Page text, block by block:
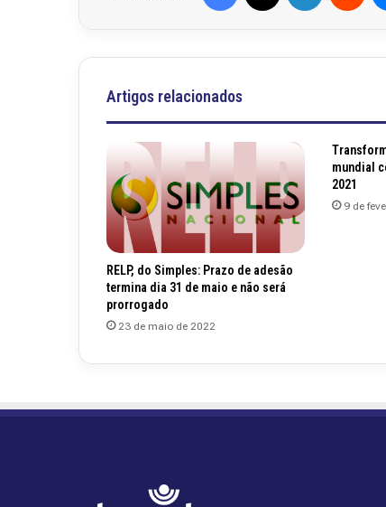
Artigos relacionados
RELP, do Simples: Prazo de adesão
termina dia 31 de maio e não será
prorrogado
23 de maio de 2022
mundial
2021
9 de